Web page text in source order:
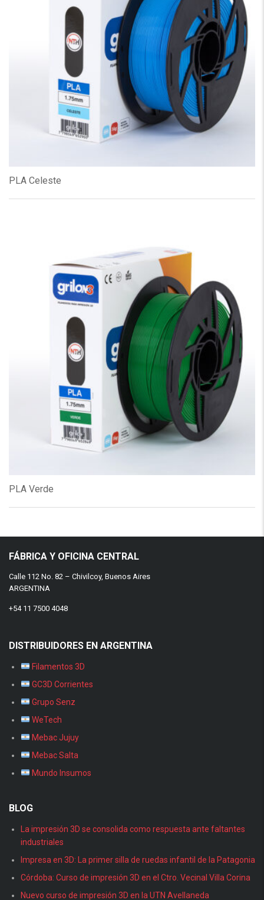
PLA Celeste
PLA Verde
FÁBRICA Y OFICINA CENTRAL
Calle 112 No. 82 – Chivilcoy, Buenos Aires
ARGENTINA
+54 11 7500 4048
DISTRIBUIDORES EN ARGENTINA
Filamentos 3D
GC3D Corrientes
Grupo Senz
WeTech
Mebac Jujuy
Mebac Salta
Mundo Insumos
BLOG
La impresión 3D se consolida como respuesta ante faltantes
industriales
Impresa en 3D: La primer silla de ruedas infantil de la Patagonia
Córdoba: Curso de impresión 3D en el Ctro. Vecinal Villa Corina
Nuevo curso de impresión 3D en la UTN Avellaneda